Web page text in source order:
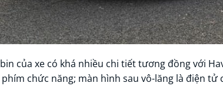
của xe có khá nhiều chi tiết tương đồng với
chức năng; màn hình sau vô-lăng là điện